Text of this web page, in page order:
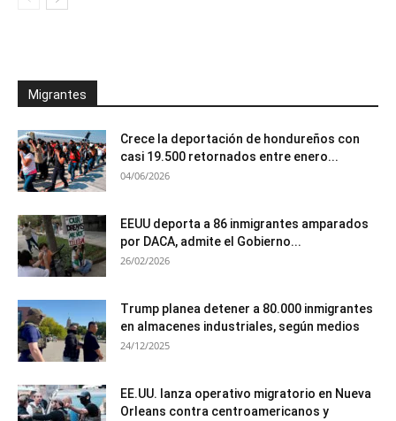
Migrantes
Crece la deportación de hondureños con
casi 19.500 retornados entre enero...
04/06/2026
EEUU deporta a 86 inmigrantes amparados
por DACA, admite el Gobierno...
26/02/2026
Trump planea detener a 80.000 inmigrantes
en almacenes industriales, según medios
24/12/2025
EE.UU. lanza operativo migratorio en Nueva
Orleans contra centroamericanos y